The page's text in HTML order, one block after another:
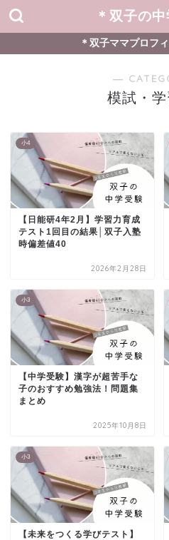
＊双子の
＊双子ママプロフ
―
模試・
小4
【日能研4年2月】学習力育成
テスト1回目の結果│双子入塾
時偏差値40
2026年2月28日
小3
【中学受験】漢字が超苦手な
子のおすすめ勉強法！問題集
まとめ
2025年10月8日
小3
【未来をつくる学びテスト】